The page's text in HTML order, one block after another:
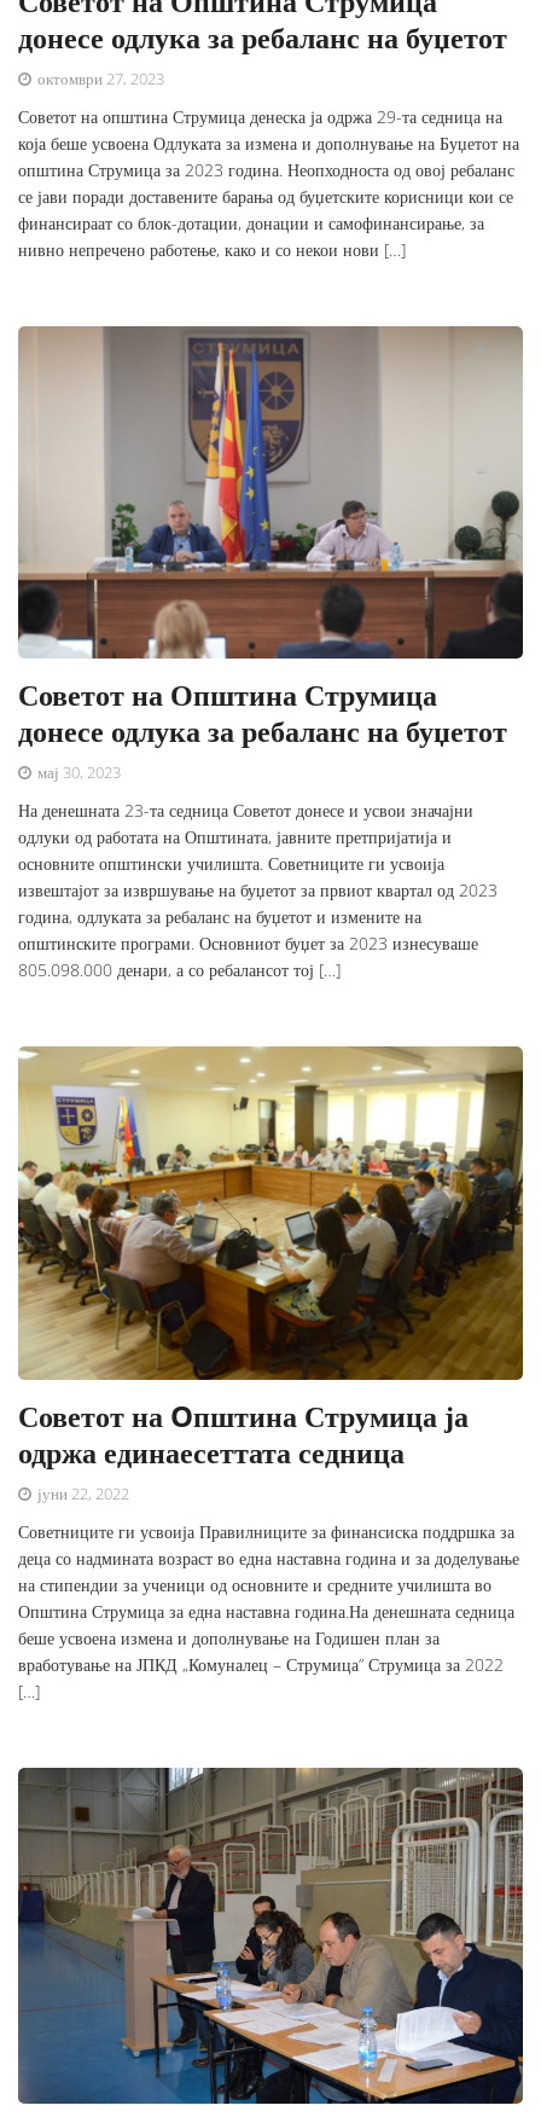
донесе одлука за ребаланс на буџетот
октомври 27, 2023
Советот на општина Струмица денеска ја одржа 29-та седница на
која беше усвоена Одлуката за измена и дополнување на Буџетот на
општина Струмица за 2023 година. Неопходноста од овој ребаланс
се јави поради доставените барања од буџетските корисници кои се
финансираат со блок-дотации, донации и самофинансирање, за
нивно непречено работење, како и со некои нови […]
Советот на Општина Струмица
донесе одлука за ребаланс на буџетот
мај 30, 2023
На денешната 23-та седница Советот донесе и усвои значајни
одлуки од работата на Општината, јавните претпријатија и
основните општински училишта. Советниците ги усвоија
извештајот за извршување на буџетот за првиот квартал од 2023
година, одлуката за ребаланс на буџетот и измените на
општинските програми. Основниот буџет за 2023 изнесуваше
805.098.000 денари, а со ребалансот тој […]
Советот на Oпштина Струмица ја
одржа единаесеттата седница
јуни 22, 2022
Советниците ги усвоија Правилниците за финансиска поддршка за
деца со надмината возраст во една наставна година и за доделување
на стипендии за ученици од основните и средните училишта во
Општина Струмица за една наставна година.На денешната седница
беше усвоена измена и дополнување на Годишен план за
вработување на ЈПКД „Комуналец – Струмица” Струмица за 2022
[…]